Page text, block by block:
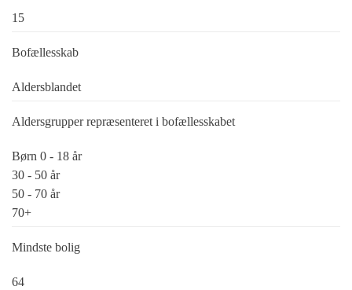
15
Bofællesskab
Aldersblandet
Aldersgrupper repræsenteret i bofællesskabet
Børn 0 - 18 år
30 - 50 år
50 - 70 år
70+
Mindste bolig
64